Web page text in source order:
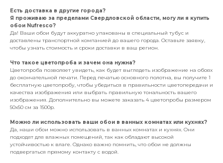
Есть доставка в другие города?
Я проживаю за пределами Свердловской области, могу ли я купить
обои Nufresco?
Да! Ваши обои будут аккуратно упакованы в специальный тубус и
доставлены транспортной компанией до вашего города. Оставьте заявку,
чтобы узнать стоимость и сроки доставки в ваш регион.
Что такое цветопроба и зачем она нужна?
Цветопроба позволяет увидеть, как будет выглядеть изображение на обоях
до окончательной печати. Перед печатью основного полотна, вы получите 1
бесплатную цветопробу, чтобы убедиться в правильности цветопередачи и
качества изображения или выбрать правильную тональность вашего
изображения. Дополнительно вы можете заказать 4 цветопробы размером
50х50 см за 1500р.
Можно ли использовать ваши обои в ванных комнатах или кухнях?
Да, наши обои можно использовать в ванных комнатах и кухнях. Они
подходят для влажных помещений, так как обладают высокой
устойчивостью к влаге. Однако важно помнить, что обои не должны
подвергаться прямому контакту с водой.